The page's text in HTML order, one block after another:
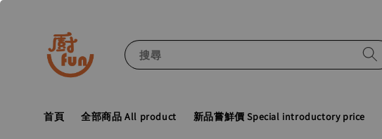
搜尋
首頁 全部商品 All product 新品嘗鮮價 Special introductory price